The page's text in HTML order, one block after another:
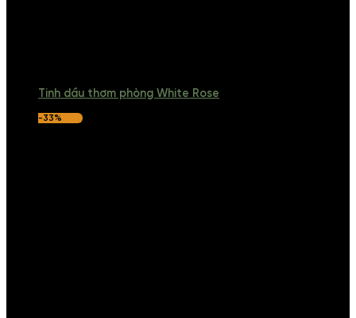
Tinh dầu thơm phòng White Rose
-33%